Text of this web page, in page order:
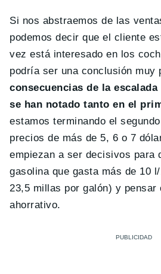
Si nos abstraemos de las
podemos decir que el cliente
vez está interesado en los
podría ser una conclusión muy
consecuencias de la
se han notado tanto en el
estamos terminando el
precios de más de 5, 6 o 7
empiezan a ser decisivos para
gasolina que gasta más de 10
23,5 millas por galón) y pensar
ahorrativo.